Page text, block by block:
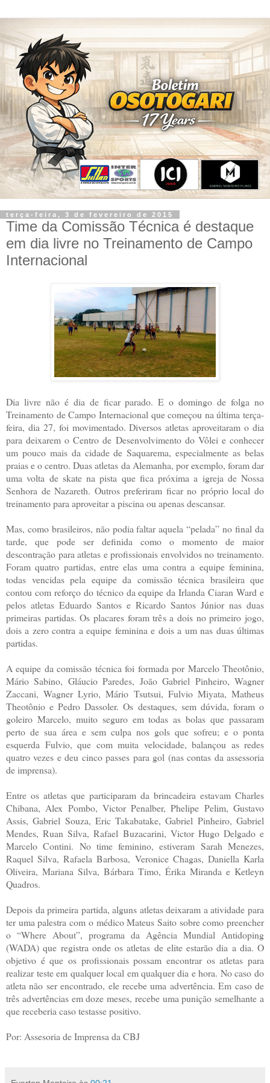
terça-feira, 3 de fevereiro de 2015
Time da Comissão Técnica é destaque
em dia livre no Treinamento de Campo
Internacional
Dia livre não é dia de ficar parado. E o domingo de folga no
Treinamento de Campo Internacional que começou na última terça-
feira, dia 27, foi movimentado. Diversos atletas aproveitaram o dia
para deixarem o Centro de Desenvolvimento do Vôlei e conhecer
um pouco mais da cidade de Saquarema, especialmente as belas
praias e o centro. Duas atletas da Alemanha, por exemplo, foram dar
uma volta de skate na pista que fica próxima a igreja de Nossa
Senhora de Nazareth. Outros preferiram ficar no próprio local do
treinamento para aproveitar a piscina ou apenas descansar.
Mas, como brasileiros, não podia faltar aquela “pelada” no final da
tarde, que pode ser definida como o momento de maior
descontração para atletas e profissionais envolvidos no treinamento.
Foram quatro partidas, entre elas uma contra a equipe feminina,
todas vencidas pela equipe da comissão técnica brasileira que
contou com reforço do técnico da equipe da Irlanda Ciaran Ward e
pelos atletas Eduardo Santos e Ricardo Santos Júnior nas duas
primeiras partidas. Os placares foram três a dois no primeiro jogo,
dois a zero contra a equipe feminina e dois a um nas duas últimas
partidas.
A equipe da comissão técnica foi formada por Marcelo Theotônio,
Mário Sabino, Gláucio Paredes, João Gabriel Pinheiro, Wagner
Zaccani, Wagner Lyrio, Mário Tsutsui, Fulvio Miyata, Matheus
Theotônio e Pedro Dassoler. Os destaques, sem dúvida, foram o
goleiro Marcelo, muito seguro em todas as bolas que passaram
perto de sua área e sem culpa nos gols que sofreu; e o ponta
esquerda Fulvio, que com muita velocidade, balançou as redes
quatro vezes e deu cinco passes para gol (nas contas da assessoria
de imprensa).
Entre os atletas que participaram da brincadeira estavam Charles
Chibana, Alex Pombo, Victor Penalber, Phelipe Pelim, Gustavo
Assis, Gabriel Souza, Eric Takabatake, Gabriel Pinheiro, Gabriel
Mendes, Ruan Silva, Rafael Buzacarini, Victor Hugo Delgado e
Marcelo Contini. No time feminino, estiveram Sarah Menezes,
Raquel Silva, Rafaela Barbosa, Veronice Chagas, Daniella Karla
Oliveira, Mariana Silva, Bárbara Timo, Érika Miranda e Ketleyn
Quadros.
Depois da primeira partida, alguns atletas deixaram a atividade para
ter uma palestra com o médico Mateus Saito sobre como preencher
o “Where About”, programa da Agência Mundial Antidoping
(WADA) que registra onde os atletas de elite estarão dia a dia. O
objetivo é que os profissionais possam encontrar os atletas para
realizar teste em qualquer local em qualquer dia e hora. No caso do
atleta não ser encontrado, ele recebe uma advertência. Em caso de
três advertências em doze meses, recebe uma punição semelhante a
que receberia caso testasse positivo.
Por: Assesoria de Imprensa da CBJ